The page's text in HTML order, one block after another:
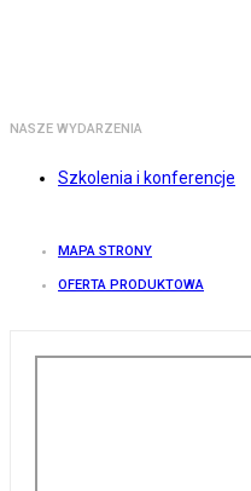
NASZE WYDARZENIA
Szkolenia i konferencje
MAPA STRONY
OFERTA PRODUKTOWA